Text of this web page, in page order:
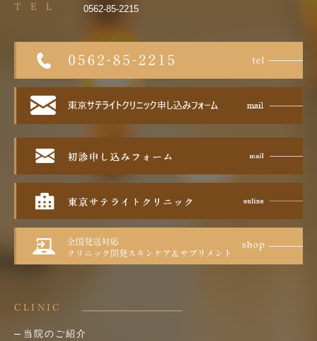
T E L 0562-85-2215
CLINIC
当院のご紹介